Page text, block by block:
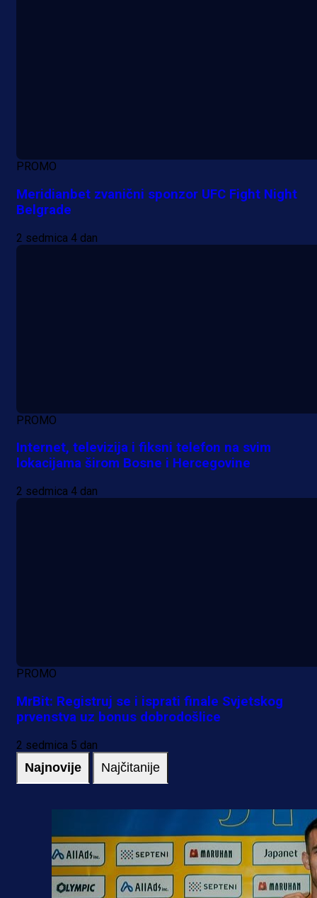
PROMO
Meridianbet zvanični sponzor UFC Fight Night
Belgrade
2 sedmica 4 dan
PROMO
Internet, televizija i fiksni telefon na svim
lokacijama širom Bosne i Hercegovine
2 sedmica 4 dan
PROMO
MrBit: Registruj se i isprati finale Svjetskog
prvenstva uz bonus dobrodošlice
2 sedmica 5 dan
Najnovije Najčitanije